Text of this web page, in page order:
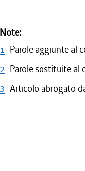
Note:
1 Parole aggiunte al
2 Parole sostituite al
3 Articolo abrogato